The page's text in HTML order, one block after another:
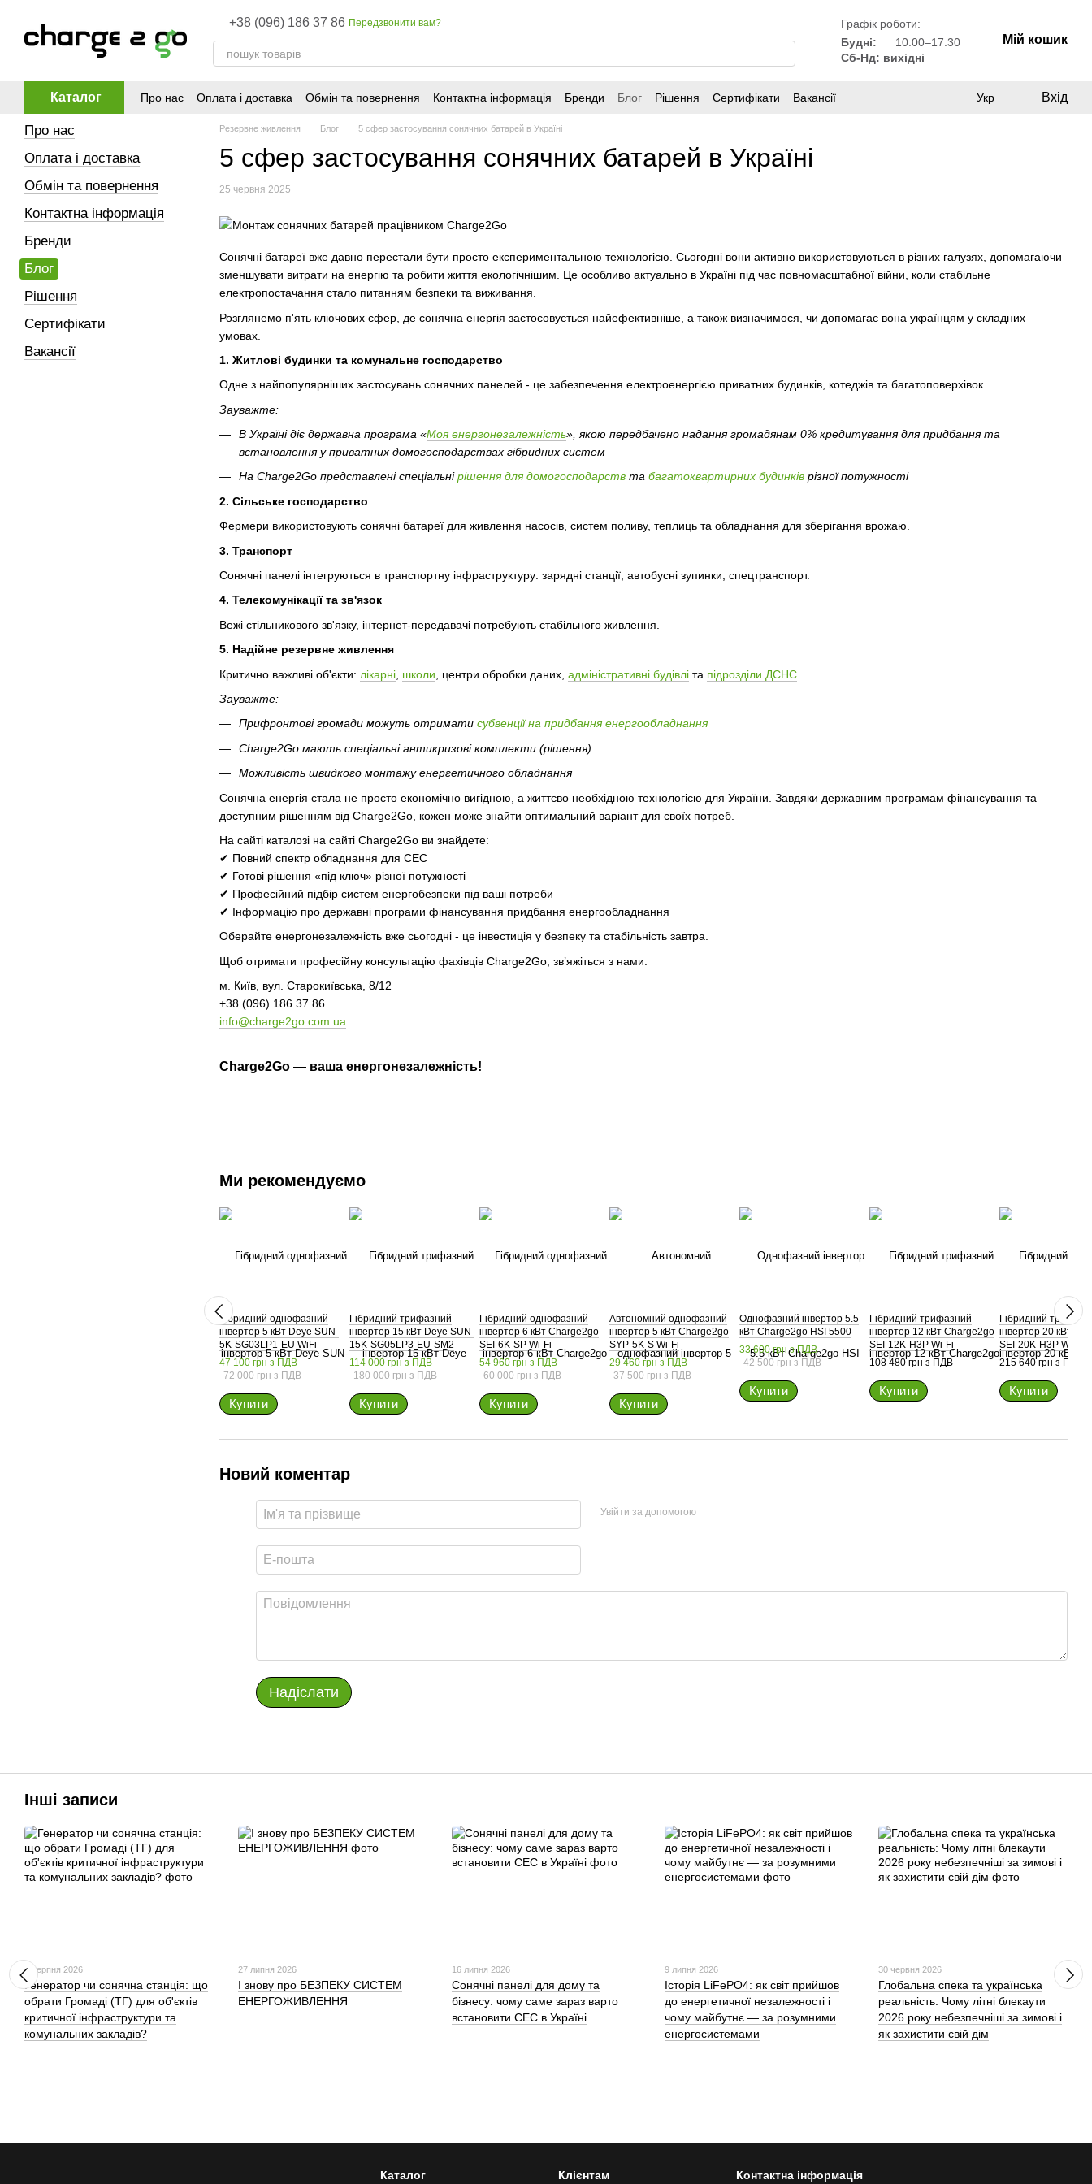
+38 (096) 186 37 86 Передзвонити вам?
Графік роботи:
Будні:
10:00–17:30
Сб-Нд: вихідні
Мій кошик
Каталог Про нас Оплата і доставка Обмін та повернення Контактна інформація Бренди Блог Рішення Сертифікати Вакансії Укр Вхід
Резервне живлення Блог 5 сфер застосування сонячних батарей в Україні
5 сфер застосування сонячних батарей в Україні
25 червня 2025
Сонячні батареї вже давно перестали бути просто експериментальною технологією. Сьогодні вони активно використовуються в різних галузях, допомагаючи
зменшувати витрати на енергію та робити життя екологічнішим. Це особливо актуально в Україні під час повномасштабної війни, коли стабільне
електропостачання стало питанням безпеки та виживання.
Розглянемо п'ять ключових сфер, де сонячна енергія застосовується найефективніше, а також визначимося, чи допомагає вона українцям у складних
умовах.
1. Житлові будинки та комунальне господарство
Одне з найпопулярніших застосувань сонячних панелей - це забезпечення електроенергією приватних будинків, котеджів та багатоповерхівок.
Зауважте:
В Україні діє державна програма «Моя енергонезалежність», якою передбачено надання громадянам 0% кредитування для придбання та
встановлення у приватних домогосподарствах гібридних систем
На Charge2Go представлені спеціальнірішення для домогосподарств та багатоквартирних будинків різної потужності
2. Сільське господарство
Фермери використовують сонячні батареї для живлення насосів, систем поливу, теплиць та обладнання для зберігання врожаю.
3. Транспорт
Сонячні панелі інтегруються в транспортну інфраструктуру: зарядні станції, автобусні зупинки, спецтранспорт.
4. Телекомунікації та зв'язок
Вежі стільникового зв'язку, інтернет-передавачі потребують стабільного живлення.
5. Надійне резервне живлення
Критично важливі об'єкти: лікарні школи , центри обробки даних, адміністративні будівлі та підрозділи ДСНС
Зауважте:
Прифронтові громади можуть отримати субвенції на придбання енергообладнання
Charge2Go мають спеціальні антикризові комплекти (рішення)
Можливість швидкого монтажу енергетичного обладнання
Сонячна енергія стала не просто економічно вигідною, а життєво необхідною технологією для України. Завдяки державним програмам фінансування та
доступним рішенням від Charge2Go, кожен може знайти оптимальний варіант для своїх потреб.
На сайті каталозі на сайті Charge2Go ви знайдете:
✔ Повний спектр обладнання для СЕС
✔ Готові рішення «під ключ» різної потужності
✔ Професійний підбір систем енергобезпеки під ваші потреби
✔ Інформацію про державні програми фінансування придбання енергообладнання
Оберайте енергонезалежність вже сьогодні - це інвестиція у безпеку та стабільність завтра.
Щоб отримати професійну консультацію фахівців Charge2Go, зв’яжіться з нами:
м. Київ, вул. Старокиївська, 8/12
+38 (096) 186 37 86
info@charge2go.com.ua
Charge2Go — ваша енергонезалежність!
Ми рекомендуємо
Гібридний однофазний
інвертор 5 кВт Deye SUN-
5K-SG03LP1-EU WiFi
47 100 грн з ПДВ
72 000 грн з ПДВ
Купити
Гібридний трифазний
інвертор 15 кВт Deye SUN-
15K-SG05LP3-EU-SM2
114 000 грн з ПДВ
180 000 грн з ПДВ
Купити
Гібридний однофазний
інвертор 6 кВт Charge2go
SEI-6K-SP Wi-Fi
54 960 грн з ПДВ
60 000 грн з ПДВ
Купити
Автономний однофазний
інвертор 5 кВт Charge2go
SYP-5K-S Wi-Fi
29 460 грн з ПДВ
37 500 грн з ПДВ
Купити
Однофазний інвертор 5.5
кВт Charge2go HSI 5500
33 600 грн з ПДВ
42 500 грн з ПДВ
Купити
Гібридний трифазний
інвертор 12 кВт Charge2go
SEI-12K-H3P Wi-Fi
108 480 грн з ПДВ
Купити
Гібридний
інвертор 20 кВт
SEI-20K-H3P Wi-Fi
215 640 грн з ПДВ
Купити
Новий коментар
Увійти за допомогою
Надіслати
Про нас
Оплата і доставка
Обмін та повернення
Контактна інформація
Бренди
Блог
Рішення
Сертифікати
Вакансії
Інші записи
6 серпня 2026
Генератор чи сонячна станція: що
обрати Громаді (ТГ) для об'єктів
критичної інфраструктури та
комунальних закладів?
27 липня 2026
І знову про БЕЗПЕКУ СИСТЕМ
ЕНЕРГОЖИВЛЕННЯ
16 липня 2026
Сонячні панелі для дому та
бізнесу: чому саме зараз варто
встановити СЕС в Україні
9 липня 2026
Історія LiFePO4: як світ прийшов
до енергетичної незалежності і
чому майбутнє — за розумними
енергосистемами
30 червня 2026
Глобальна спека та українська
реальність: Чому літні блекаути
2026 року небезпечніші за зимові і
як захистити свій дім
Каталог Клієнтам Контактна інформація